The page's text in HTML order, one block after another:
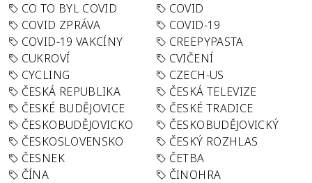
CO TO BYL COVID
COVID
COVID ZPRÁVA
COVID-19
COVID-19 VAKCÍNY
CREEPYPASTA
CUKROVÍ
CVIČENÍ
CYCLING
CZECH-US
ČESKÁ REPUBLIKA
ČESKÁ TELEVIZE
ČESKÉ BUDĚJOVICE
ČESKÉ TRADICE
ČESKOBUDĚJOVICKO
ČESKOBUDĚJOVICKÝ
ČESKOSLOVENSKO
ČESKÝ ROZHLAS
ČESNEK
ČETBA
ČÍNA
ČINOHRA